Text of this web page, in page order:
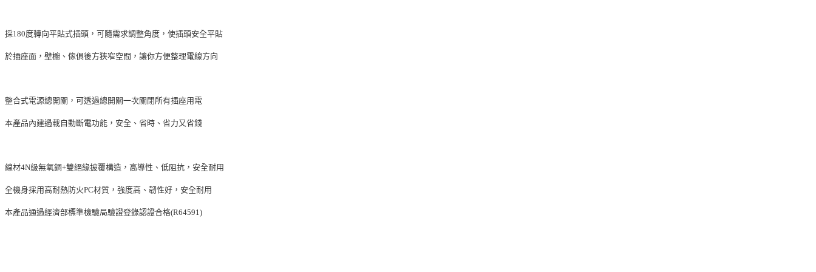
採180度轉向平貼式插頭，可隨需求調整角度，使插頭安全平貼
於插座面，壁櫥、傢俱後方狹窄空間，讓你方便整理電線方向
整合式電源總開關，可透過總開關一次關閉所有插座用電
本產品內建過載自動斷電功能，安全、省時、省力又省錢
線材4N級無氧銅+雙絕緣披覆構造，高導性、低阻抗，安全耐用
全機身採用高耐熱防火PC材質，強度高、韌性好，安全耐用
本產品通過經濟部標準檢驗局驗證登錄認證合格(R64591)